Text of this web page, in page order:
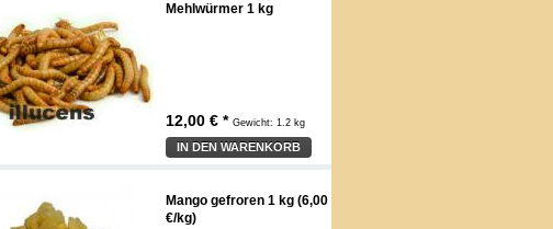
Mehlwürmer 1 kg
12,00 € * Gewicht: 1.2 kg
IN DEN WARENKORB
Mango gefroren 1 kg (6,00
€/kg)